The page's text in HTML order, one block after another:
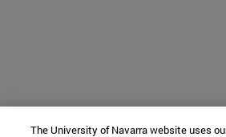
The University of Navarra website uses